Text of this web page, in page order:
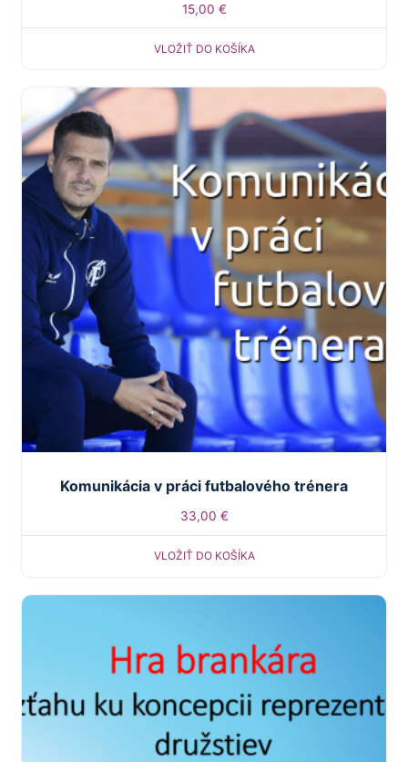
15,00 €
VLOŽIŤ DO KOŠÍKA
Komunikácia v práci futbalového trénera
33,00 €
VLOŽIŤ DO KOŠÍKA